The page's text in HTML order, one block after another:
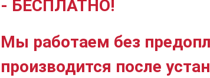
- БЕСПЛАТНО!
Мы работаем без
производится после